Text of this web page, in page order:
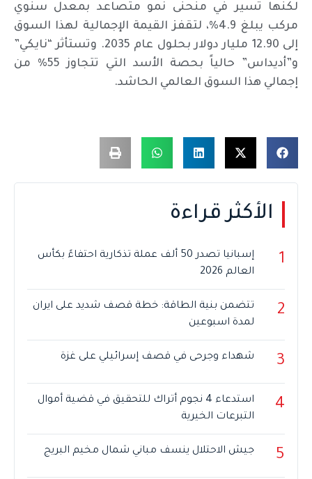
لكنها تسير في منحنى نمو متصاعد بمعدل سنوي
مركب يبلغ 4.9%، لتقفز القيمة الإجمالية لهذا السوق
إلى 12.90 مليار دولار بحلول عام 2035. وتستأثر “نايكي”
و”أديداس” حالياً بحصة الأسد التي تتجاوز 55% من
إجمالي هذا السوق العالمي الحاشد.
الأكثر قراءة
1
إسبانيا تصدر 50 ألف عملة تذكارية احتفاءً بكأس
العالم 2026
2
تتضمن بنية الطاقة: خطة قصف شديد على ايران
لمدة اسبوعين
3 شهداء وجرحى في قصف إسرائيلي على غزة
4
استدعاء 4 نجوم أتراك للتحقيق في قضية أموال
التبرعات الخيرية
5 جيش الاحتلال ينسف مباني شمال مخيم البريج